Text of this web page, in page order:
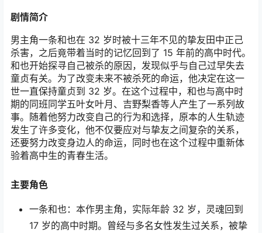
剧情简介
男主角一条和也在 32 岁时被十三年不见的挚友田中正己
杀害，之后竟带着当时的记忆回到了 15 年前的高中时代。
和也开始探寻自己被杀的原因，发现似乎与自己过早失去
童贞有关。为了改变未来不被杀死的命运，他决定在这一
世一直保持童贞到 32 岁。在这个过程中，和也与高中时
期的同班同学五叶女叶月、吉野梨香等人产生了一系列故
事。随着他努力改变自己的行为和选择，原本的人生轨迹
发生了许多变化，他不仅要应对与挚友之间复杂的关系，
还要努力改变身边人的命运，同时也在这个过程中重新体
验着高中生的青春生活。
主要角色
一条和也：本作男主角，实际年龄 32 岁，灵魂回到
17 岁的高中时期。曾经与多名女性发生过关系，被挚